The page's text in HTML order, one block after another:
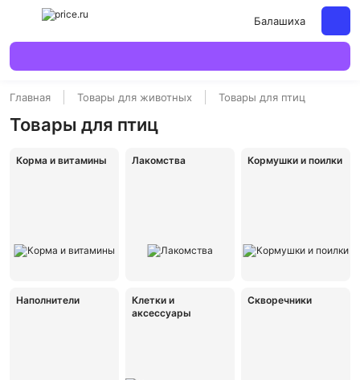
Балашиха
Главная Товары для животных Товары для птиц
Товары для птиц
Корма и витамины Лакомства Кормушки и поилки
Наполнители
Клетки и
аксессуары
Скворечники